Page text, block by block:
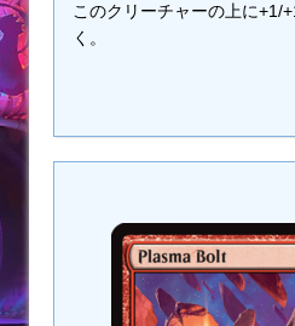
このクリーチャーの上に+1/
く。